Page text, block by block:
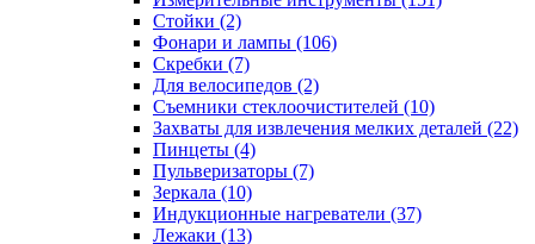
Стойки (2)
Фонари и лампы (106)
Скребки (7)
Для велосипедов (2)
Съемники стеклоочистителей (10)
Захваты для извлечения мелких деталей (22)
Пинцеты (4)
Пульверизаторы (7)
Зеркала (10)
Индукционные нагреватели (37)
Лежаки (13)